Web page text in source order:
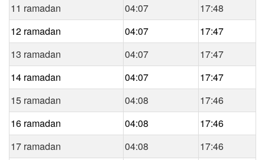
11 ramadan
04:07
17:48
12 ramadan
04:07
17:47
13 ramadan
04:07
17:47
14 ramadan
04:07
17:47
15 ramadan
04:08
17:46
16 ramadan
04:08
17:46
17 ramadan
04:08
17:46